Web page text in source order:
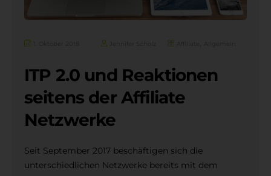
ITP 2.0 und Reaktionen
seitens der Affiliate
Netzwerke
Seit September 2017 beschäftigen sich die
unterschiedlichen Netzwerke bereits mit dem